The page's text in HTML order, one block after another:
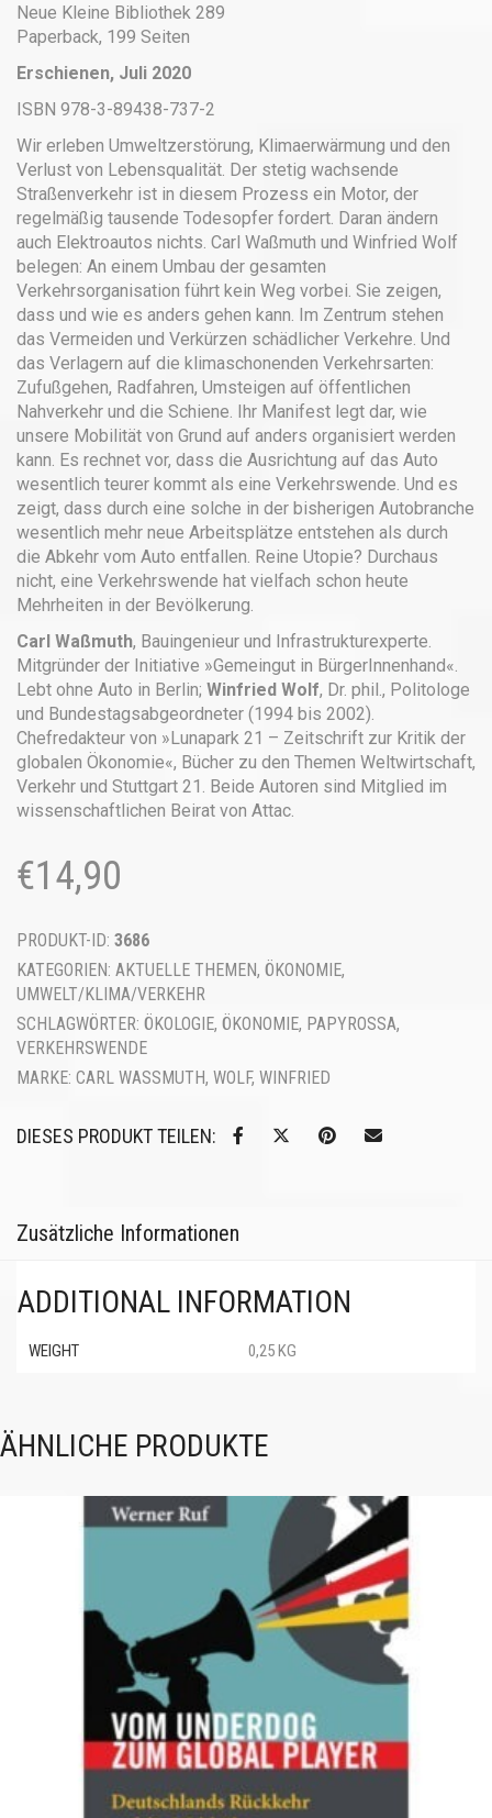
Neue Kleine Bibliothek 289
Paperback, 199 Seiten
Erschienen, Juli 2020
ISBN 978-3-89438-737-2
Wir erleben Umweltzerstörung, Klimaerwärmung und den
Verlust von Lebensqualität. Der stetig wachsende
Straßenverkehr ist in diesem Prozess ein Motor, der
regelmäßig tausende Todesopfer fordert. Daran ändern
auch Elektroautos nichts. Carl Waßmuth und Winfried Wolf
belegen: An einem Umbau der gesamten
Verkehrsorganisation führt kein Weg vorbei. Sie zeigen,
dass und wie es anders gehen kann. Im Zentrum stehen
das Vermeiden und Verkürzen schädlicher Verkehre. Und
das Verlagern auf die klimaschonenden Verkehrsarten:
Zufußgehen, Radfahren, Umsteigen auf öffentlichen
Nahverkehr und die Schiene. Ihr Manifest legt dar, wie
unsere Mobilität von Grund auf anders organisiert werden
kann. Es rechnet vor, dass die Ausrichtung auf das Auto
wesentlich teurer kommt als eine Verkehrswende. Und es
zeigt, dass durch eine solche in der bisherigen Autobranche
wesentlich mehr neue Arbeitsplätze entstehen als durch
die Abkehr vom Auto entfallen. Reine Utopie? Durchaus
nicht, eine Verkehrswende hat vielfach schon heute
Mehrheiten in der Bevölkerung.
Carl Waßmuth, Bauingenieur und Infrastrukturexperte.
Mitgründer der Initiative »Gemeingut in BürgerInnenhand«.
Lebt ohne Auto in Berlin; Winfried Wolf, Dr. phil., Politologe
und Bundestagsabgeordneter (1994 bis 2002).
Chefredakteur von »Lunapark 21 – Zeitschrift zur Kritik der
globalen Ökonomie«, Bücher zu den Themen Weltwirtschaft,
Verkehr und Stuttgart 21. Beide Autoren sind Mitglied im
wissenschaftlichen Beirat von Attac.
€14,90
PRODUKT-ID: 3686
KATEGORIEN: AKTUELLE THEMEN, ÖKONOMIE,
UMWELT/KLIMA/VERKEHR
SCHLAGWÖRTER: ÖKOLOGIE, ÖKONOMIE, PAPYROSSA,
VERKEHRSWENDE
MARKE: CARL WASSMUTH , WOLF, WINFRIED
DIESES PRODUKT TEILEN:
Zusätzliche Informationen
ADDITIONAL INFORMATION
WEIGHT 0,25 KG
ÄHNLICHE PRODUKTE